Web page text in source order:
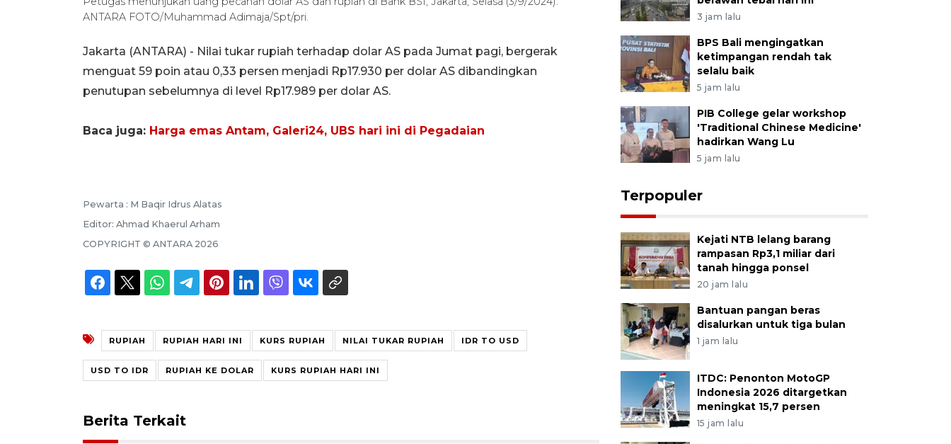
ANTARA FOTO/Muhammad Adimaja/Spt/pri.
Jakarta (ANTARA) - Nilai tukar rupiah terhadap dolar AS pada Jumat pagi, bergerak
menguat 59 poin atau 0,33 persen menjadi Rp17.930 per dolar AS dibandingkan
penutupan sebelumnya di level Rp17.989 per dolar AS.
Baca juga: Harga emas Antam, Galeri24, UBS hari ini di Pegadaian
Pewarta : M Baqir Idrus Alatas
Editor: Ahmad Khaerul Arham
COPYRIGHT © ANTARA 2026
RUPIAH RUPIAH HARI INI KURS RUPIAH NILAI TUKAR RUPIAH IDR TO USD
USD TO IDR RUPIAH KE DOLAR KURS RUPIAH HARI INI
Berita Terkait
3 jam lalu
BPS Bali mengingatkan
ketimpangan rendah tak
selalu baik
5 jam lalu
PIB College gelar workshop
'Traditional Chinese Medicine'
hadirkan Wang Lu
5 jam lalu
Terpopuler
Kejati NTB lelang barang
rampasan Rp3,1 miliar dari
tanah hingga ponsel
20 jam lalu
Bantuan pangan beras
disalurkan untuk tiga bulan
1 jam lalu
ITDC: Penonton MotoGP
Indonesia 2026 ditargetkan
meningkat 15,7 persen
15 jam lalu